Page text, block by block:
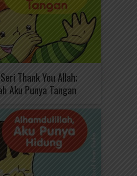
Thank You Allah;
Aku Punya Tangan